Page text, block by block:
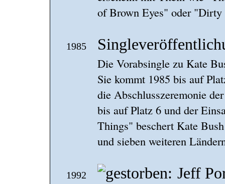
of Brown Eyes" oder
1985
Die Vorabsingle zu Kate
Sie kommt 1985 bis auf
die Abschlusszeremonie
bis auf Platz 6 und der
Things" beschert Kate
und sieben weiteren
1992 Jeff